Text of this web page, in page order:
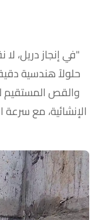
"في إنجاز دريل،
حلولاً هندسية
والقص المستقيم
الإنشائية، مع سرعة